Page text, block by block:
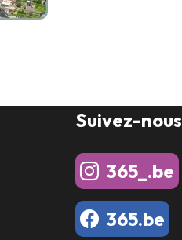
Suivez-nous
365_.be
365.be